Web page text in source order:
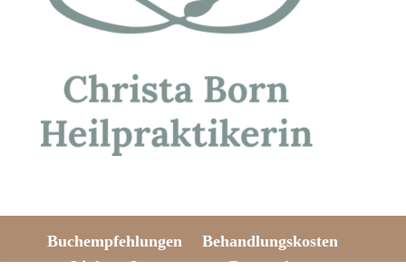
Buchempfehlungen
Behandlungskosten
Links
Impressum Datenschutz